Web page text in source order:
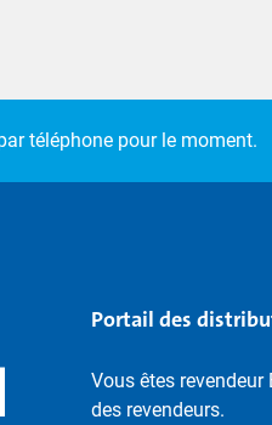
téléphone pour le moment.
Portail des
Vous êtes revendeur
des revendeurs.